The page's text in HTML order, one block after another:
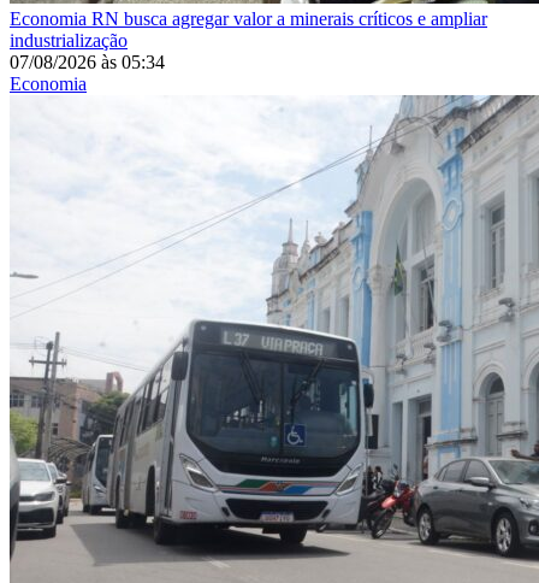
Economia RN busca agregar valor a minerais críticos e ampliar
industrialização
07/08/2026 às 05:34
Economia